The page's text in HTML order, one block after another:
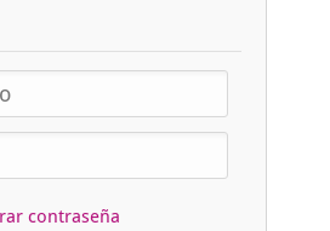
contraseña